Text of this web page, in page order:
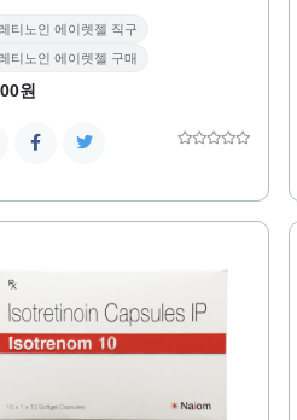
티노인 에이렛젤 직구
티노인 에이렛젤 구매
원